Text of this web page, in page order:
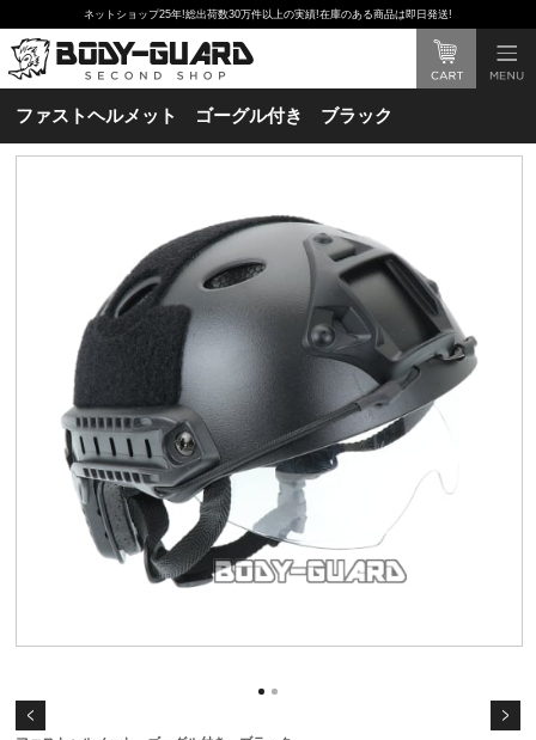
ネットショップ25年!総出荷数30万件以上の実績!在庫のある商品は即日発送!
ファストヘルメット ゴーグル付き ブラック